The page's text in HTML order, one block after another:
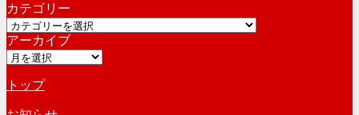
カ
イ
ブ
カテゴリー
カ
テ
ゴ
ー
アーカイブ
ア
カ
イ
トップ